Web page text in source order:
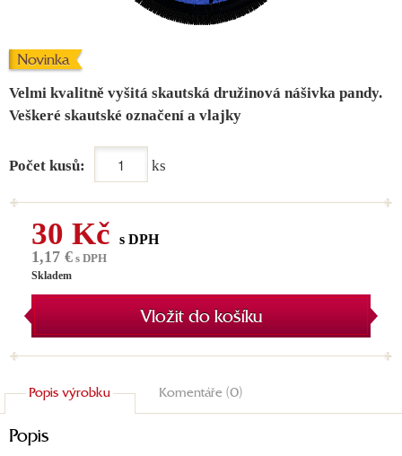
Novinka
Velmi kvalitně vyšitá skautská družinová nášivka pandy.
Veškeré skautské označení a vlajky
Počet kusů: ks
30 Kč s DPH
1,17 € s DPH
Skladem
Vložit do košíku
Popis výrobku Komentáře (0)
Popis